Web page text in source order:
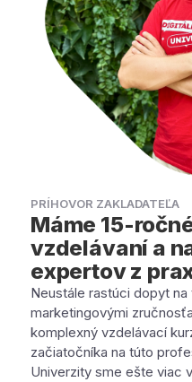
PRÍHOVOR ZAKLADATEĽA
Máme 15-
vzdelávaní a
expertov z
Neustále rastúci dopyt
marketingovými
komplexný vzdelávací
začiatočníka na túto
Univerzity sme ešte viac